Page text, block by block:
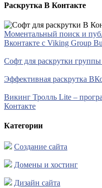
Раскрутка В Контакте
Моментальный поиск и
Вконтакте с Viking Group
Софт для раскрутки
Эффективная раскрутка
Викинг Тролль Lite –
Контакте
Категории
Создание сайта
Домены и хостинг
Дизайн сайта